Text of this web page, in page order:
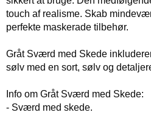
touch af realisme. Skab
perfekte maskerade tilbehør.
Gråt Sværd med Skede
sølv med en sort, sølv og
Info om Gråt Sværd med Skede:
- Sværd med skede.